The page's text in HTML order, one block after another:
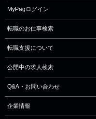
MyPagログイン
転職のお仕事検索
転職支援について
公開中の求人検索
Q&A・お問い合わせ
企業情報